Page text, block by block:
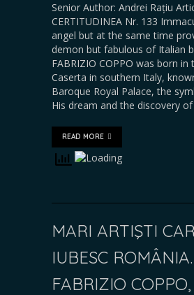
Senior Author: Andrei Rațiu
CERTITUDINEA Nr. 133
angel but at the same time
demon but fabulous of Italian
FABRIZIO COPPO was born
Caserta in southern Italy,
Baroque Royal Palace, the
His dream and the discovery
READ MORE
MARI ARTIŞTI
IUBESC ROMÂNIA.
FABRIZIO COPPO,